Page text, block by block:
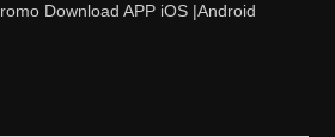
Download APP iOS |Android